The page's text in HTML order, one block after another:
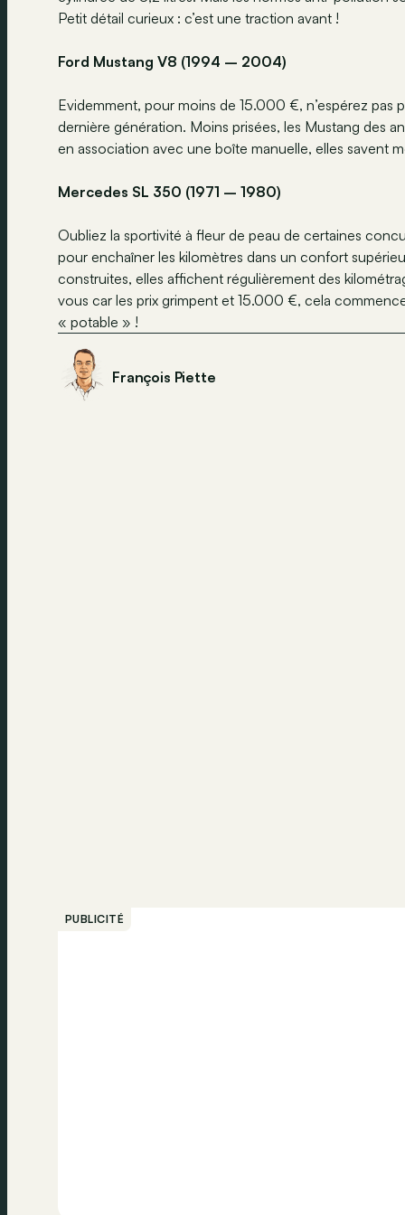
Petit détail curieux : c’est une traction avant !
Ford Mustang V8 (1994 – 2004)
Evidemment, pour moins de 15.000 €, n’espérez pas
dernière génération. Moins prisées, les Mustang des
en association avec une boîte manuelle, elles savent
Mercedes SL 350 (1971 – 1980)
Oubliez la sportivité à fleur de peau de certaines
pour enchaîner les kilomètres dans un confort
construites, elles affichent régulièrement des
vous car les prix grimpent et 15.000 €, cela
« potable » !
François Piette
PUBLICITÉ